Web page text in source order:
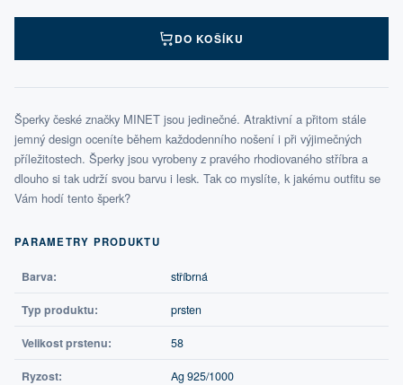
DO KOŠÍKU
Šperky české značky MINET jsou jedinečné. Atraktivní a přitom stále
jemný design oceníte během každodenního nošení i při výjimečných
příležitostech. Šperky jsou vyrobeny z pravého rhodiovaného stříbra a
dlouho si tak udrží svou barvu i lesk. Tak co myslíte, k jakému outfitu se
Vám hodí tento šperk?
PARAMETRY PRODUKTU
Barva: stříbrná
Typ produktu: prsten
Velikost prstenu: 58
Ryzost: Ag 925/1000